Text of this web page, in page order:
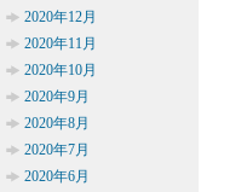
2020年12月
2020年11月
2020年10月
2020年9月
2020年8月
2020年7月
2020年6月